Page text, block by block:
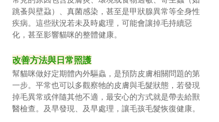
跳蚤與壁蝨）、真菌感染，甚至是甲狀腺異常等全身性
疾病。這些狀況若未及時處理，可能會讓掉毛持續惡
化，甚至影響貓咪的整體健康。
改善方法與日常照護
幫貓咪做好定期體內外驅蟲，是預防皮膚相關問題的第
一步。平常也可以多觀察牠的皮膚與毛髮狀態，若發現
掉毛異常或伴隨其他不適，最安心的方式就是帶去給獸
醫檢查。及早發現、及早處理，讓毛孩毛髮恢復健康。